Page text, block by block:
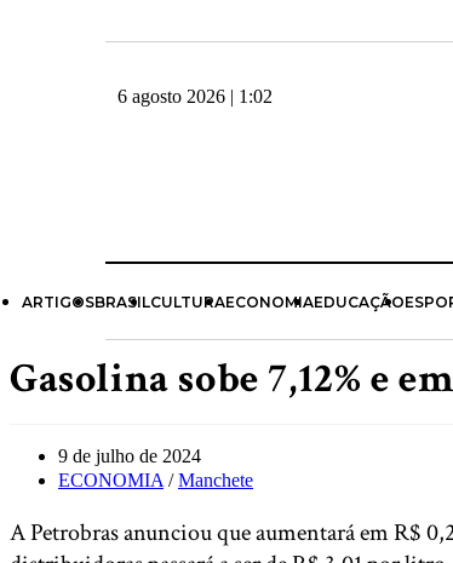
6 agosto 2026 | 1:02
ARTIGOSBRASILCULTURAECONOMIAEDUCAÇÃO
Gasolina sobe 7,12% e
9 de julho de 2024
ECONOMIA / Manchete
A Petrobras anunciou que aumentará em R$